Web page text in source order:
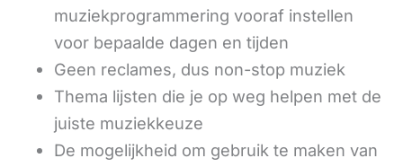
muziekprogrammering vooraf instellen
voor bepaalde dagen en tijden
Geen reclames, dus non-stop muziek
Thema lijsten die je op weg helpen met de
juiste muziekkeuze
De mogelijkheid om gebruik te maken van